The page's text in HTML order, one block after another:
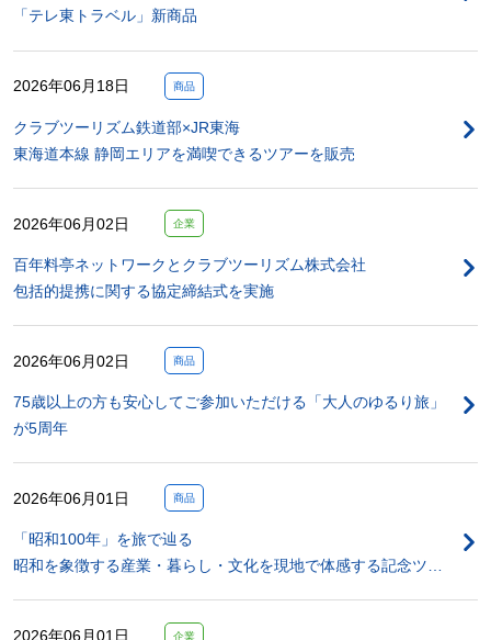
「テレ東トラベル」新商品
2026年06月18日 商品
クラブツーリズム鉄道部×JR東海
東海道本線 静岡エリアを満喫できるツアーを販売
2026年06月02日 企業
百年料亭ネットワークとクラブツーリズム株式会社
包括的提携に関する協定締結式を実施
2026年06月02日 商品
75歳以上の方も安心してご参加いただける「大人のゆるり旅」
が5周年
2026年06月01日 商品
「昭和100年」を旅で辿る
昭和を象徴する産業・暮らし・文化を現地で体感する記念ツ…
2026年06月01日 企業